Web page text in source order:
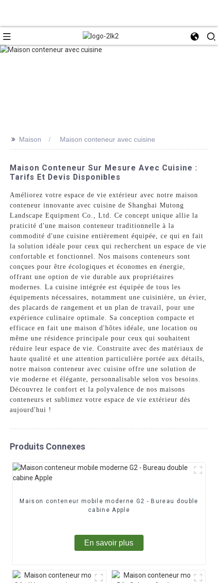
>> Maison Maison conteneur avec cuisine
Maison Conteneur Sur Mesure Avec Cuisine :
Tarifs Et Devis Disponibles
Améliorez votre espace de vie extérieur avec notre maison
conteneur innovante avec cuisine de Shanghai Mutong
Landscape Equipment Co., Ltd. Ce concept unique allie la
praticité d'une maison conteneur traditionnelle à la
commodité d'une cuisine entièrement équipée, ce qui en fait
la solution idéale pour ceux qui recherchent un espace de vie
confortable et fonctionnel. Nos maisons conteneurs sont
conçues pour être écologiques et économes en énergie,
offrant une option de vie durable aux propriétaires
modernes. La cuisine intégrée est équipée de tous les
équipements nécessaires, notamment une cuisinière, un évier,
des placards de rangement et un plan de travail, pour une
expérience culinaire optimale. Sa conception compacte et
efficace en fait une maison d'hôtes idéale, une location ou
même une résidence principale pour ceux qui souhaitent
réduire leur espace de vie. Construite avec des matériaux de
haute qualité et une attention particulière portée aux détails,
notre maison conteneur avec cuisine offre une solution de
vie moderne et élégante, personnalisable selon vos besoins.
Découvrez le confort et la polyvalence de nos maisons
conteneurs et sublimez votre espace de vie extérieur dès
aujourd'hui !
Produits Connexes
Maison conteneur mobile moderne G2 - Bureau double
cabine Apple
En savoir plus